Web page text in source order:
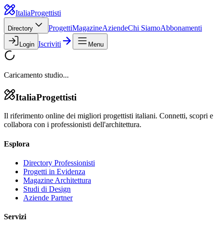
ItaliaProgettisti
Directory ProgettiMagazineAziendeChi SiamoAbbonamenti
Login Iscriviti Menu
Caricamento studio...
ItaliaProgettisti
Il riferimento online dei migliori progettisti italiani. Connetti, scopri e
collabora con i professionisti dell'architettura.
Esplora
Directory Professionisti
Progetti in Evidenza
Magazine Architettura
Studi di Design
Aziende Partner
Servizi